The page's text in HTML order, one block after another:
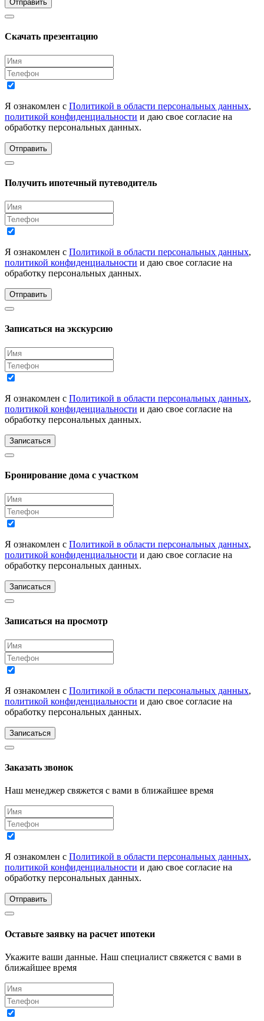
Отправить
Скачать презентацию
Я ознакомлен с Политикой в области персональных данных,
политикой конфиденциальности и даю свое согласие на
обработку персональных данных.
Отправить
Получить ипотечный путеводитель
Я ознакомлен с Политикой в области персональных данных,
политикой конфиденциальности и даю свое согласие на
обработку персональных данных.
Отправить
Записаться на экскурсию
Я ознакомлен с Политикой в области персональных данных,
политикой конфиденциальности и даю свое согласие на
обработку персональных данных.
Записаться
Бронирование дома с участком
Я ознакомлен с Политикой в области персональных данных,
политикой конфиденциальности и даю свое согласие на
обработку персональных данных.
Записаться
Записаться на просмотр
Я ознакомлен с Политикой в области персональных данных,
политикой конфиденциальности и даю свое согласие на
обработку персональных данных.
Записаться
Заказать звонок
Наш менеджер свяжется с вами в ближайшее время
Я ознакомлен с Политикой в области персональных данных,
политикой конфиденциальности и даю свое согласие на
обработку персональных данных.
Отправить
Оставьте заявку на расчет ипотеки
Укажите ваши данные. Наш специалист свяжется с вами в
ближайшее время